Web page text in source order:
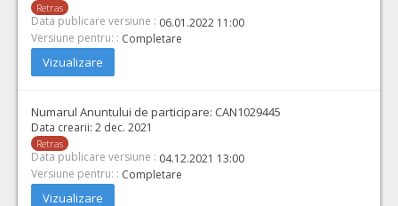
Retras
Data publicare versiune : 06.01.2022 11:00
Versiune pentru: : Completare
Vizualizare
Numarul Anuntului de participare: CAN1029445
Data crearii: 2 dec. 2021
Retras
Data publicare versiune : 04.12.2021 13:00
Versiune pentru: : Completare
Vizualizare